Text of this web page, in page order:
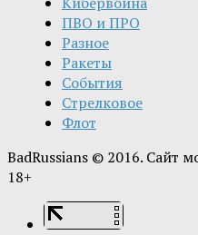
ПВО и ПРО
Разное
Ракеты
События
Стрелковое
Флот
BadRussians © 2016. Сайт
18+